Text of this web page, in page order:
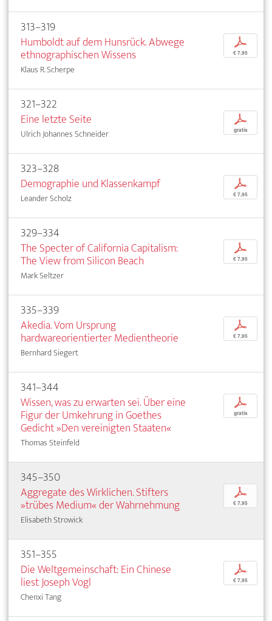
313–319
Humboldt auf dem Hunsrück. Abwege
ethnographischen Wissens
Klaus R. Scherpe
p
€ 7,95
321–322
Eine letzte Seite
Ulrich Johannes Schneider
p
gratis
323–328
Demographie und Klassenkampf
Leander Scholz
p
€ 7,95
329–334
The Specter of California Capitalism:
The View from Silicon Beach
Mark Seltzer
p
€ 7,95
335–339
Akedia. Vom Ursprung
hardwareorientierter Medientheorie
Bernhard Siegert
p
€ 7,95
341–344
Wissen, was zu erwarten sei. Über eine
Figur der Umkehrung in Goethes
Gedicht »Den vereinigten Staaten«
Thomas Steinfeld
p
gratis
345–350
Aggregate des Wirklichen. Stifters
»trübes Medium« der Wahrnehmung
Elisabeth Strowick
p
€ 7,95
351–355
Die Weltgemeinschaft: Ein Chinese
liest Joseph Vogl
Chenxi Tang
p
€ 7,95